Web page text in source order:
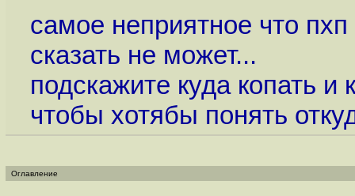
самое неприятное что
сказать не может...
подскажите куда копать и
чтобы хотябы понять
Оглавление